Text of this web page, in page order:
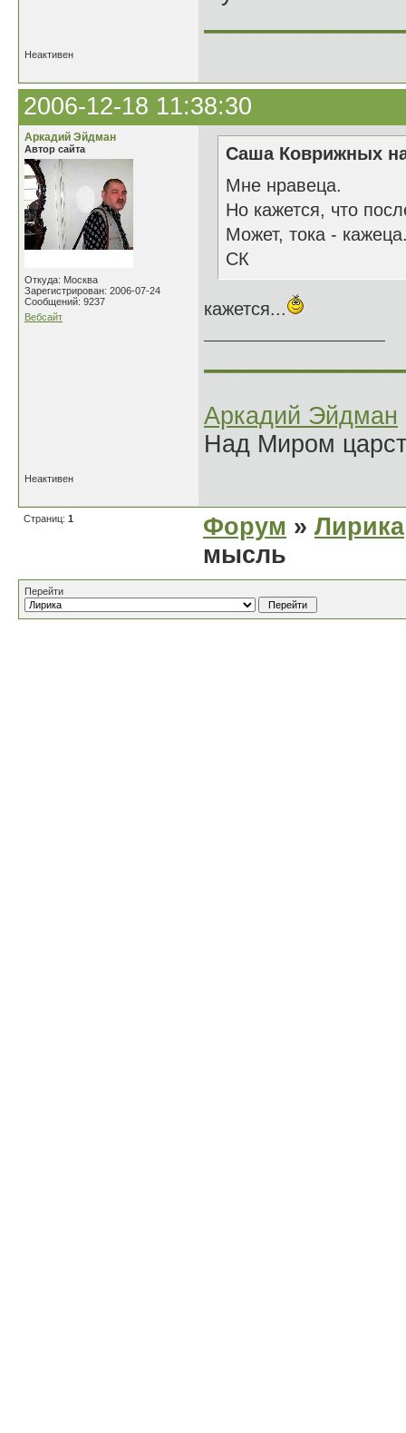
Неактивен
2006-12-18 11:38:30
Аркадий Эйдман
Автор сайта
Откуда: Москва
Зарегистрирован: 2006-07-24
Сообщений: 9237
Вебсайт
Саша Коврижных
Мне нравеца.
Но кажется, что
Может, тока -
СК
кажется...
Аркадий Эйдман
Над Миром
Неактивен
Страниц: 1 Форум » Лирика
мысль
Перейти